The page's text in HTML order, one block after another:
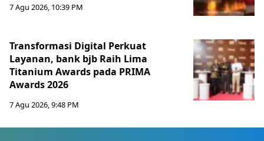
7 Agu 2026, 10:39 PM
Transformasi Digital Perkuat
Layanan, bank bjb Raih Lima
Titanium Awards pada PRIMA
Awards 2026
7 Agu 2026, 9:48 PM